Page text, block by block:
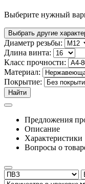
Выберите нужный
Выбрать другие
Диаметр резьбы:
Длина винта:
Класс прочности:
Материал:
Покрытие:
Найти
Предложения
Описание
Характеристики
Вопросы о